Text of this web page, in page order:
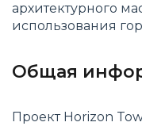
архитектурного
использования
Общая
Проект Horizon